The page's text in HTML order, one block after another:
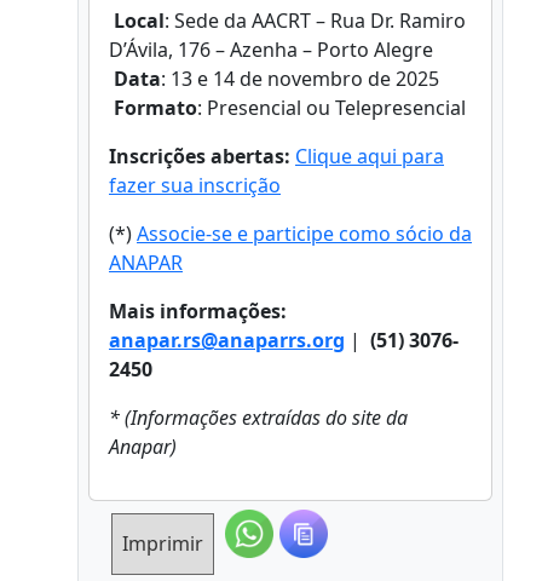
Local: Sede da AACRT – Rua Dr. Ramiro
D’Ávila, 176 – Azenha – Porto Alegre
Data: 13 e 14 de novembro de 2025
Formato: Presencial ou Telepresencial
Inscrições abertas: Clique aqui para
fazer sua inscrição
(*)Associe-se e participe como sócio da
ANAPAR
Mais informações:
anapar.rs@anaparrs.org | (51) 3076-
2450
* (Informações extraídas do site da
Anapar)
Imprimir